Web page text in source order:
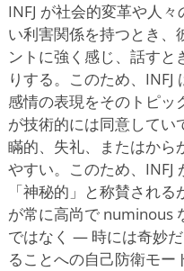
INFJ が社会的変革や人
い利害関係を持つとき、
ントに強く感じ、話すと
りする。このため、INFJ
感情の表現をそのトピッ
が技術的には同意してい
瞞的、失礼、またはから
やすい。このため、INFJ
「神秘的」と称賛され
が常に高尚で numinous
ではなく — 時には奇妙
ることへの自己防衛モー